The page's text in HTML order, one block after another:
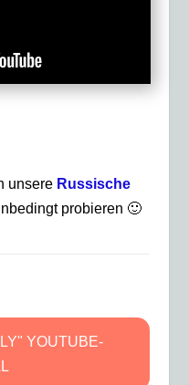
unsere Russische
probieren 🙂
YOUTUBE-